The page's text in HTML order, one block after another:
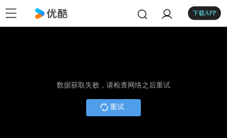
下载APP
数据获取失败，请检查网络之后重试
重试